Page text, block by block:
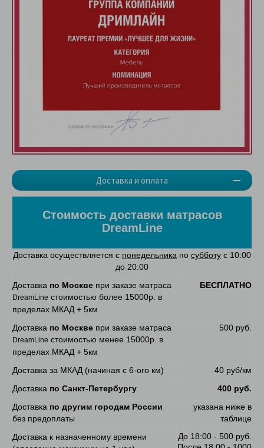
Доставка и оплата
Стоимость доставки матрасов
DreamLine
Доставка осуществляется с понедельника по субботу с 10:00
до 20:00
Доставка по Москве при заказе матраса
DreamLine стоимостью более 15000р. в
пределах МКАД + 5км
БЕСПЛАТНО
Доставка по Москве при заказе матраса
DreamLine стоимостью менее 15000р. в
пределах МКАД + 5км
500 руб.
Доставка за МКАД (начиная с 6-ого км)
40 руб/км
Доставка по Санкт-Петербургу
400 руб.
Доставка по другим городам России
без предоплаты
указана ниже в
таблице
Доставка к назначенному времени
До 18:00 - 500 руб.